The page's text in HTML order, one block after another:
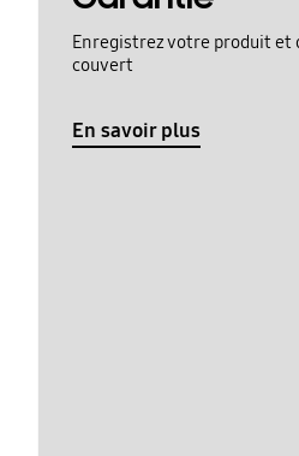
Enregistrez votre produit et
couvert
En savoir plus